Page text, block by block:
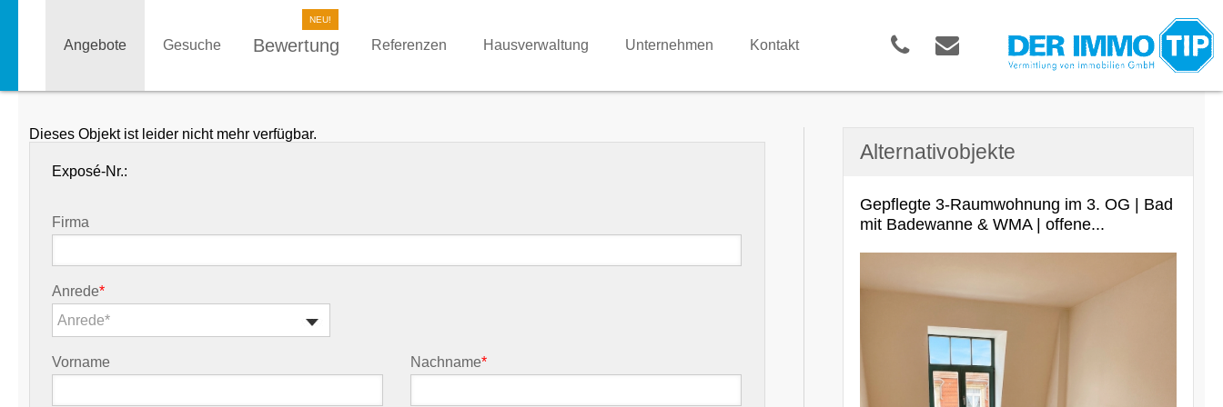
Angebote Gesuche Bewertung Referenzen Hausverwaltung Unternehmen Kontakt
Dieses Objekt ist leider nicht mehr verfügbar.
Exposé-Nr.:
Firma
Anrede*
Anrede*
Vorname Nachname*
Alternativobjekte
Gepflegte 3-Raumwohnung im 3. OG | Bad
mit Badewanne & WMA | offene...